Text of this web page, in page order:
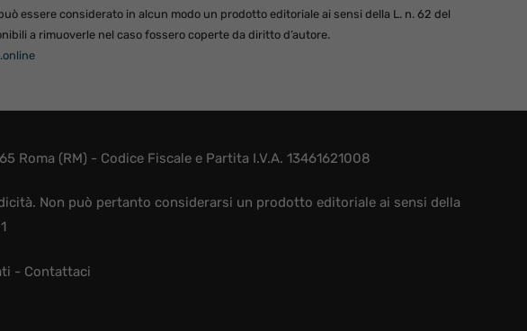
essere considerato in alcun modo un prodotto editoriale ai sensi della L. n. 62 del
a rimuoverle nel caso fossero coperte da diritto d’autore.
Roma (RM) - Codice Fiscale e Partita I.V.A. 13461621008
Non può pertanto considerarsi un prodotto editoriale ai sensi della
- Contattaci